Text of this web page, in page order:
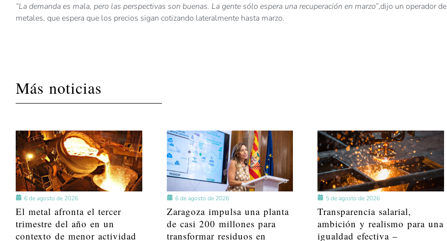
“La demanda es mala, pero las perspectivas son buenas. La gente sólo espera una recuperación en marzo”,dijo un operador de
metales, que espera que los precios sigan cotizando lateralmente hasta marzo.
Más noticias
6 de agosto de 2026
El metal afronta el tercer
trimestre del año en un
contexto de menor actividad
6 de agosto de 2026
Zaragoza impulsa una planta
de casi 200 millones para
transformar residuos en
5 de agosto de 2026
Transparencia salarial,
ambición y realismo para una
igualdad efectiva –